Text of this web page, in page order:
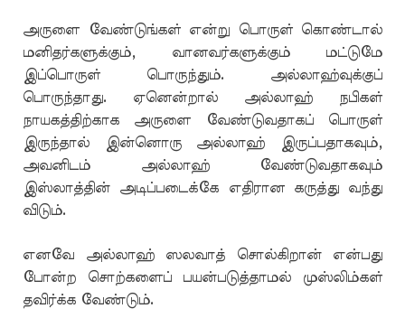
அருளை வேண்டுங்கள் என்று பொருள் கொண்டால்
மனிதர்களுக்கும், வானவர்களுக்கும் மட்டுமே
இப்பொருள் பொருந்தும். அல்லாஹ்வுக்குப்
பொருந்தாது. ஏனென்றால் அல்லாஹ் நபிகள்
நாயகத்திற்காக அருளை வேண்டுவதாகப் பொருள்
இருந்தால் இன்னொரு அல்லாஹ் இருப்பதாகவும்,
அவனிடம் அல்லாஹ் வேண்டுவதாகவும்
இஸ்லாத்தின் அடிப்படைக்கே எதிரான கருத்து வந்து
விடும்.
எனவே அல்லாஹ் ஸலவாத் சொல்கிறான் என்பது
போன்ற சொற்களைப் பயன்படுத்தாமல் முஸ்லிம்கள்
தவிர்க்க வேண்டும்.